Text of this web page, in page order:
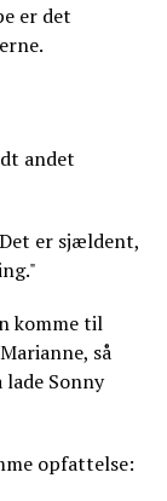
er det
andet
er sjældent,
komme til
så
Sonny
opfattelse: